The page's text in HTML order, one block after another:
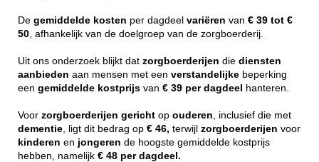
De gemiddelde kosten per dagdeel variëren van € 39 tot €
50 , afhankelijk van de doelgroep van de zorgboerderij.
Uit ons onderzoek blijkt dat zorgboerderijen die diensten
aanbieden aan mensen met een verstandelijke beperking
een gemiddelde kostprijs van € 39 per dagdeel hanteren.
Voor zorgboerderijen gericht op ouderen , inclusief die met
dementie , ligt dit bedrag op € 46, terwijl zorgboerderijen voor
kinderen en jongeren de hoogste gemiddelde kostprijs
hebben, namelijk € 48 per dagdeel.